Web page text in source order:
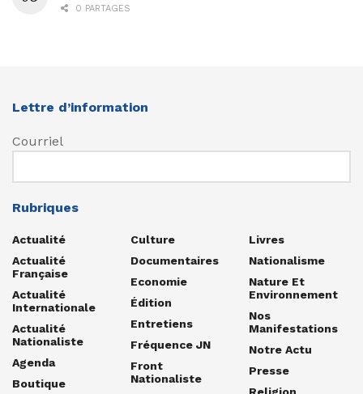
0 PARTAGES
Lettre d’information
Courriel
Rubriques
Actualité
Actualité
Française
Actualité
Internationale
Actualité
Nationaliste
Agenda
Boutique
Culture
Documentaires
Economie
Édition
Entretiens
Fréquence JN
Front
Nationaliste
Livres
Nationalisme
Nature Et
Environnement
Nos
Manifestations
Notre Actu
Presse